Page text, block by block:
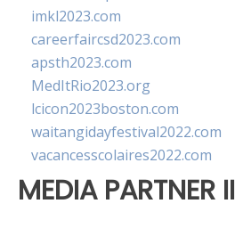
imkl2023.com
careerfaircsd2023.com
apsth2023.com
MedItRio2023.org
lcicon2023boston.com
waitangidayfestival2022.com
vacancesscolaires2022.com
MEDIA PARTNER II